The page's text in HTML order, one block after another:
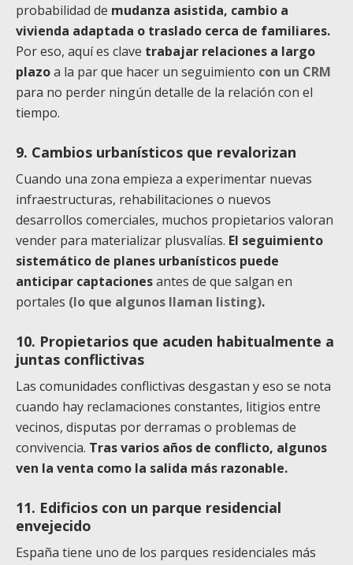
probabilidad de mudanza asistida, cambio a
vivienda adaptada o traslado cerca de familiares.
Por eso, aquí es clave trabajar relaciones a largo
plazoa la par que hacer un seguimiento con un CRM
para no perder ningún detalle de la relación con el
tiempo.
9. Cambios urbanísticos que revalorizan
Cuando una zona empieza a experimentar nuevas
infraestructuras, rehabilitaciones o nuevos
desarrollos comerciales, muchos propietarios valoran
vender para materializar plusvalías. El seguimiento
sistemático de planes urbanísticos puede
anticipar captacionesantes de que salgan en
portales (lo que algunos llaman listing).
10. Propietarios que acuden habitualmente a
juntas conflictivas
Las comunidades conflictivas desgastan y eso se nota
cuando hay reclamaciones constantes, litigios entre
vecinos, disputas por derramas o problemas de
convivencia. Tras varios años de conflicto, algunos
ven la venta como la salida más razonable.
11. Edificios con un parque residencial
envejecido
España tiene uno de los parques residenciales más